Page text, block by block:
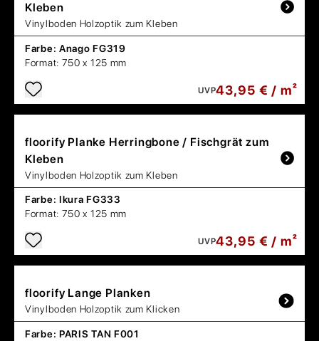
Kleben
Vinylboden Holzoptik zum Kleben
Farbe: Anago FG319
Format: 750 x 125 mm
UVP43,95 € / m²
floorify Planke Herringbone / Fischgrät zum
Kleben
Vinylboden Holzoptik zum Kleben
Farbe: Ikura FG333
Format: 750 x 125 mm
UVP43,95 € / m²
floorify Lange Planken
Vinylboden Holzoptik zum Klicken
Farbe: PARIS TAN F001